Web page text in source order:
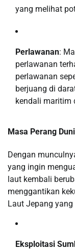
yang melihat
Perlawanan:
perlawanan
perlawanan
berjuang di
kendali maritim
Masa Perang
Dengan
yang ingin
laut kembali
menggantikan
Laut Jepang
Eksploitasi